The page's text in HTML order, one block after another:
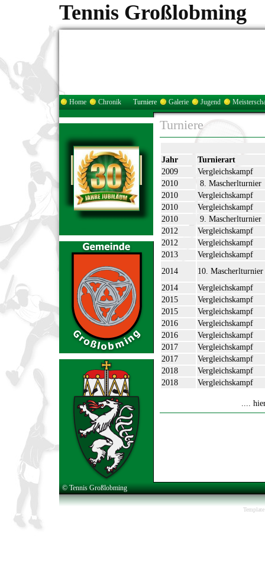
Tennis Großlobming
Home Chronik Turniere Galerie Jugend
Turniere
Jahr
Turnierart
2009
Vergleichskampf
2010
8. Mascherlturnier
2010
Vergleichskampf
2010
Vergleichskampf
2010
9. Mascherlturnier
2012
Vergleichskampf
2012
Vergleichskampf
2013
Vergleichskampf
2014
10. Mascherlturnier
2014
Vergleichskampf
2015
Vergleichskampf
2015
Vergleichskampf
2016
Vergleichskampf
2016
Vergleichskampf
2017
Vergleichskampf
2017
Vergleichskampf
2018
Vergleichskampf
2018
Vergleichskampf
....
© Tennis Großlobming